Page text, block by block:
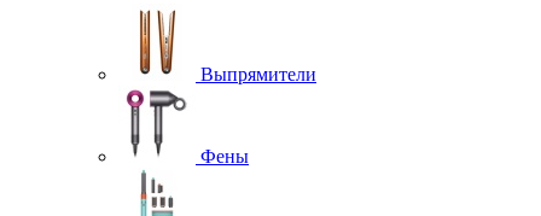
Выпрямители
Фены